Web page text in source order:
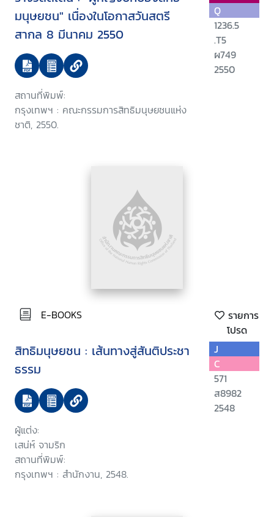
มนุษยชน" เนื่องในโอกาสวันสตรี
สากล 8 มีนาคม 2550
สถานที่พิมพ์:
กรุงเทพฯ : คณะกรรมการสิทธิมนุษยชนแห่ง
ชาติ, 2550.
Q
1236.5
.T5
ผ749
2550
E-BOOKS
รายการ
โปรด
สิทธิมนุษยชน : เส้นทางสู่สันติประชา
ธรรม
ผู้แต่ง:
เสน่ห์ จามริก
สถานที่พิมพ์:
กรุงเทพฯ : สำนักงาน, 2548.
J
C
571
ส8982
2548